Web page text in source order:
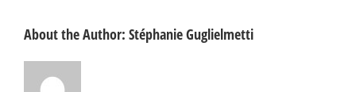
About the Author: Stéphanie Guglielmetti